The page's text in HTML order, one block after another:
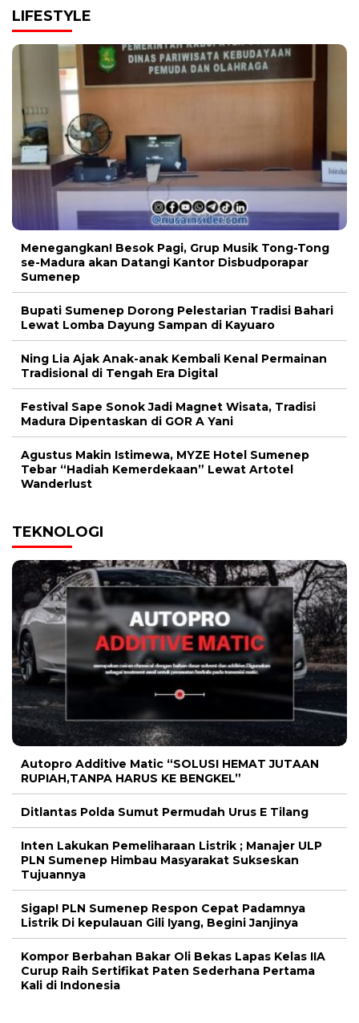
LIFESTYLE
Menegangkan! Besok Pagi, Grup Musik Tong-Tong
se-Madura akan Datangi Kantor Disbudporapar
Sumenep
Bupati Sumenep Dorong Pelestarian Tradisi Bahari
Lewat Lomba Dayung Sampan di Kayuaro
Ning Lia Ajak Anak-anak Kembali Kenal Permainan
Tradisional di Tengah Era Digital
Festival Sape Sonok Jadi Magnet Wisata, Tradisi
Madura Dipentaskan di GOR A Yani
Agustus Makin Istimewa, MYZE Hotel Sumenep
Tebar “Hadiah Kemerdekaan” Lewat Artotel
Wanderlust
TEKNOLOGI
Autopro Additive Matic “SOLUSI HEMAT JUTAAN
RUPIAH,TANPA HARUS KE BENGKEL”
Ditlantas Polda Sumut Permudah Urus E Tilang
Inten Lakukan Pemeliharaan Listrik ; Manajer ULP
PLN Sumenep Himbau Masyarakat Sukseskan
Tujuannya
Sigap! PLN Sumenep Respon Cepat Padamnya
Listrik Di kepulauan Gili Iyang, Begini Janjinya
Kompor Berbahan Bakar Oli Bekas Lapas Kelas IIA
Curup Raih Sertifikat Paten Sederhana Pertama
Kali di Indonesia